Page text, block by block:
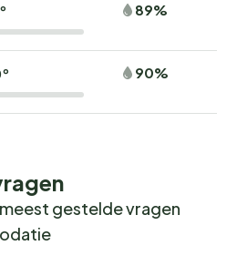
89%
90%
gestelde vragen